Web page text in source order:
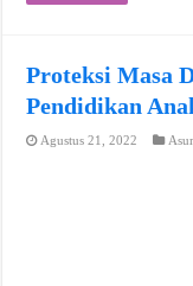
Proteksi Masa
Pendidikan
Agustus 21, 2022